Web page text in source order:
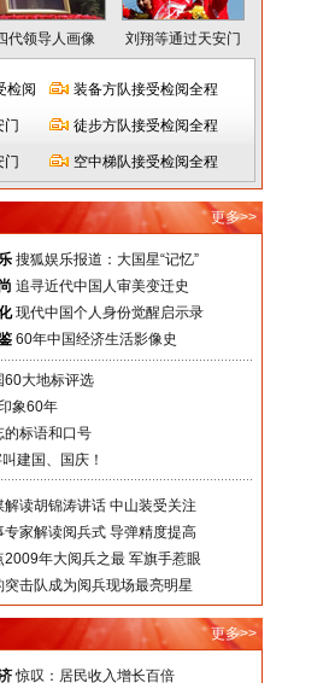
代领导人画像 刘翔等通过天安门
检阅
门
门
装备方队接受检阅全程
徒步方队接受检阅全程
空中梯队接受检阅全程
更多>>
搜狐娱乐报道：大国星“记忆”
追寻近代中国人审美变迁史
现代中国个人身份觉醒启示录
60年中国经济生活影像史
60大地标评选
象60年
标语和口号
建国、国庆！
解读胡锦涛讲话 中山装受关注
专家解读阅兵式 导弹精度提高
2009年大阅兵之最 军旗手惹眼
突击队成为阅兵现场最亮明星
更多>>
惊叹：居民收入增长百倍